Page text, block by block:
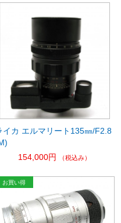
イカ エルマリート135㎜/F2.8
154,000円
（税込み）